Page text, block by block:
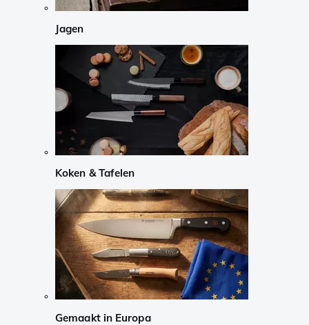
Jagen
Koken & Tafelen
Gemaakt in Europa